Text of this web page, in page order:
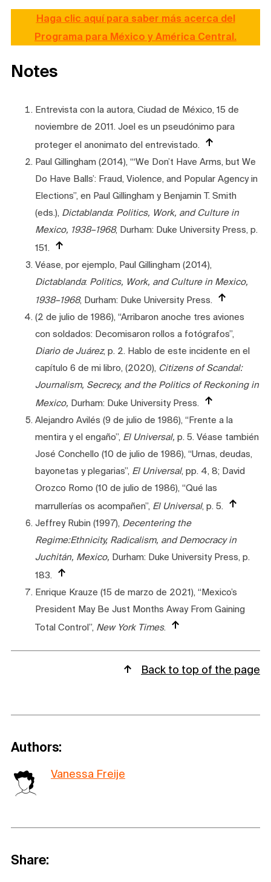
Haga clic aquí para saber más acerca del
Programa para México y América Central.
Notes
Entrevista con la autora, Ciudad de México, 15 de
noviembre de 2011. Joel es un pseudónimo para
proteger el anonimato del entrevistado.
Paul Gillingham (2014), “‘We Don’t Have Arms, but We
Do Have Balls’: Fraud, Violence, and Popular Agency in
Elections”, en Paul Gillingham y Benjamin T. Smith
(eds.), Dictablanda: Politics, Work, and Culture in
Mexico, 1938–1968, Durham: Duke University Press, p.
151.
Véase, por ejemplo, Paul Gillingham (2014),
Dictablanda: Politics, Work, and Culture in Mexico,
1938–1968, Durham: Duke University Press.
(2 de julio de 1986), “Arribaron anoche tres aviones
con soldados: Decomisaron rollos a fotógrafos”,
Diario de Juárez, p. 2. Hablo de este incidente en el
capítulo 6 de mi libro, (2020), Citizens of Scandal:
Journalism, Secrecy, and the Politics of Reckoning in
Mexico, Durham: Duke University Press.
Alejandro Avilés (9 de julio de 1986), “Frente a la
mentira y el engaño”, El Universal, p. 5. Véase también
José Conchello (10 de julio de 1986), “Urnas, deudas,
bayonetas y plegarias”, El Universal, pp. 4, 8; David
Orozco Romo (10 de julio de 1986), “Qué las
marrullerías os acompañen”, El Universal, p. 5.
Jeffrey Rubin (1997), Decentering the
Regime:Ethnicity, Radicalism, and Democracy in
Juchitán, Mexico, Durham: Duke University Press, p.
183.
Enrique Krauze (15 de marzo de 2021), “Mexico’s
President May Be Just Months Away From Gaining
Total Control”, New York Times.
Back to top of the page
Authors:
Vanessa Freije
Share: